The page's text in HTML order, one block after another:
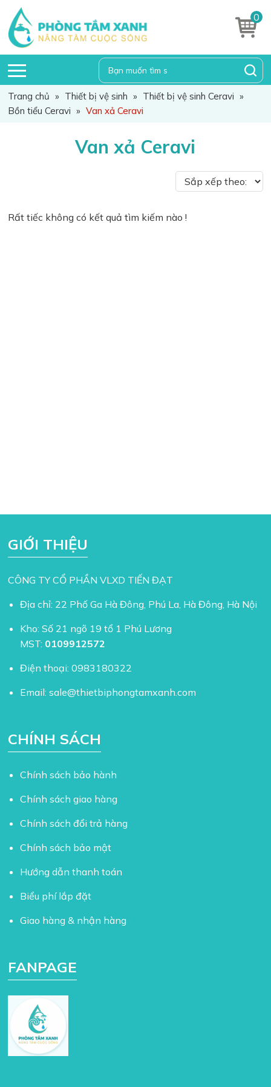
0
Trang chủ » Thiết bị vệ sinh » Thiết bị vệ sinh Ceravi »
Bồn tiểu Ceravi » Van xả Ceravi
Van xả Ceravi
Rất tiếc không có kết quả tìm kiếm nào !
GIỚI THIỆU
CÔNG TY CỔ PHẦN VLXD TIẾN ĐẠT
Địa chỉ: 22 Phố Ga Hà Đông, Phú La, Hà Đông, Hà Nội
Kho: Số 21 ngõ 19 tổ 1 Phú Lương
MST: 0109912572
Điện thoại:0983180322
Email:sale@thietbiphongtamxanh.com
CHÍNH SÁCH
Chính sách bảo hành
Chính sách giao hàng
Chính sách đổi trả hàng
Chính sách bảo mật
Hướng dẫn thanh toán
Biểu phí lắp đặt
Giao hàng & nhận hàng
FANPAGE